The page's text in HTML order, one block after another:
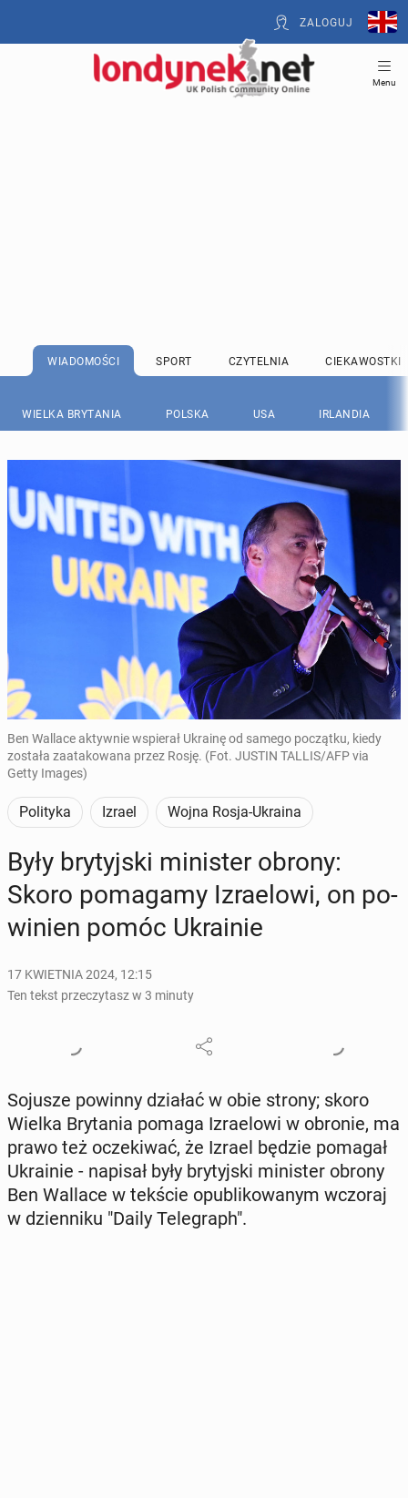
ZALOGUJ
Menu
WIADOMOŚCI SPORT CZYTELNIA CIEKAWOSTKI
WIELKA BRYTANIA POLSKA USA IRLANDIA
Ben Wallace aktywnie wspierał Ukrainę od samego początku, kiedy
została zaatakowana przez Rosję. (Fot. JUSTIN TALLIS/AFP via
Getty Images)
Polityka Izrael Wojna Rosja-Ukraina
Były bry­tyj­ski mi­ni­ster obrony:
Skoro po­ma­ga­my Izra­elo­wi, on po­
wi­nien pomóc Ukra­inie
17 KWIETNIA 2024, 12:15
Ten tekst przeczytasz w 3 minuty
Sojusze powinny działać w obie strony; skoro
Wielka Bry­ta­nia pomaga Izra­elo­wi w obronie, ma
prawo też ocze­ki­wać, że Izrael będzie pomagał
Ukra­inie - napisał były bry­tyj­ski mi­ni­ster obrony
Ben Wallace w tekście opu­bli­ko­wa­nym wczoraj
w dzien­ni­ku "Daily Te­le­graph".